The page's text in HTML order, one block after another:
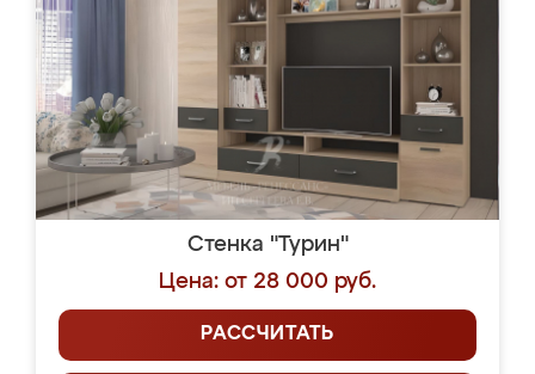
Стенка "Турин"
Цена: от 28 000 руб.
РАССЧИТАТЬ